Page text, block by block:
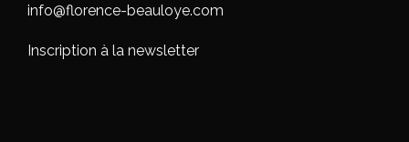
info@florence-beauloye.com
Inscription à la newsletter